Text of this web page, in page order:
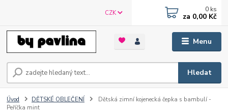
Menu
CZK
Hledat
0 ks
za 0,00 Kč
Úvod DĚTSKÉ OBLEČENÍ
Dětská zimní kojenecká čepka s bambulí -
Peříčka mint